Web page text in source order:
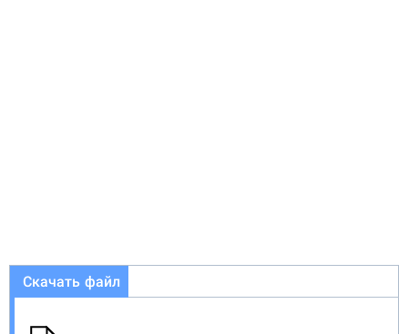
Скачать файл